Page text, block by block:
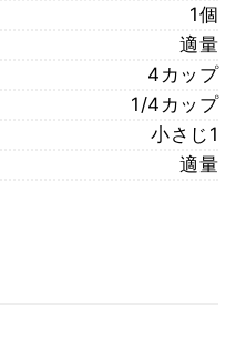
1個
適量
4カップ
1/4カップ
小さじ1
適量